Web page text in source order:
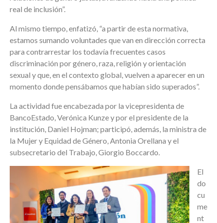
real de inclusión”.
Al mismo tiempo, enfatizó, “a partir de esta normativa,
estamos sumando voluntades que van en dirección correcta
para contrarrestar los todavía frecuentes casos
discriminación por género, raza, religión y orientación
sexual y que, en el contexto global, vuelven a aparecer en un
momento donde pensábamos que habían sido superados”.
La actividad fue encabezada por la vicepresidenta de
BancoEstado, Verónica Kunze y por el presidente de la
institución, Daniel Hojman; participó, además, la ministra de
la Mujer y Equidad de Género, Antonia Orellana y el
subsecretario del Trabajo, Giorgio Boccardo.
El
do
cu
me
nt